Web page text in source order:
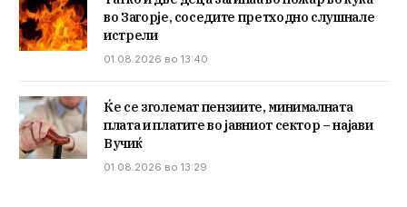
во Загорје, соседите претходно слушнале
истрели
01.08.2026 во 13:40
Ќе се зголемат пензиите, минималната
плата и платите во јавниот сектор – најави
Вучиќ
01.08.2026 во 13:29